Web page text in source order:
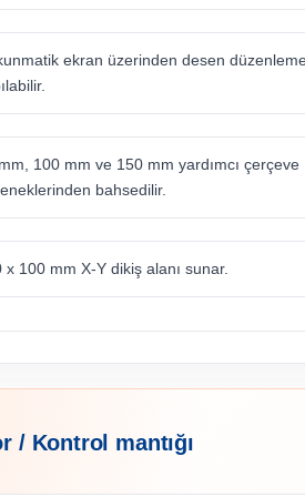
ekran üzerinden desen
100 mm ve 150 mm yardımcı çerçeve
bahsedilir.
x 100 mm X-Y dikiş alanı sunar.
/ Kontrol mantığı